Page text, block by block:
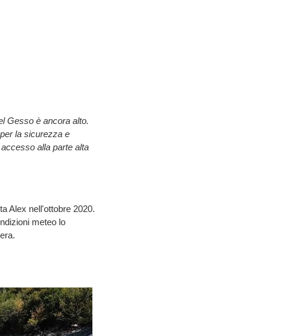
Gesso è ancora alto.
la sicurezza e
alla parte alta
Alex nell'ottobre 2020.
meteo lo